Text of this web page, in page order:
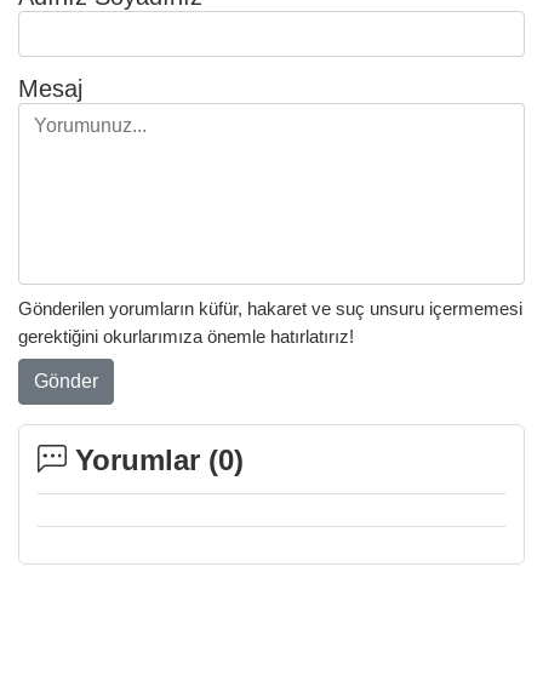
Mesaj
Gönderilen yorumların küfür, hakaret ve suç unsuru içermemesi
gerektiğini okurlarımıza önemle hatırlatırız!
Gönder
Yorumlar (0)